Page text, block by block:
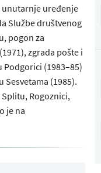
unutarnje uređenje
Službe društvenog
pogon za
zgrada pošte i
Podgorici (1983–85)
Sesvetama (1985).
Rogoznici,
je na